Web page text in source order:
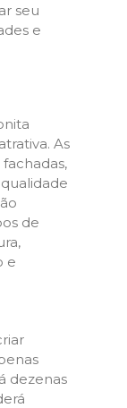
seu
e
As
de
e
dezenas